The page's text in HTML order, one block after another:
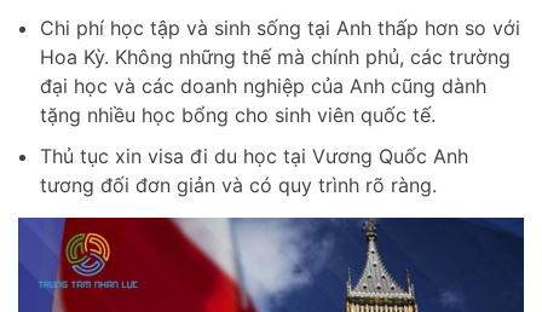
Chi phí học tập và sinh sống tại Anh thấp hơn so với
Hoa Kỳ. Không những thế mà chính phủ, các trường
đại học và các doanh nghiệp của Anh cũng dành
tặng nhiều học bổng cho sinh viên quốc tế.
Thủ tục xin visa đi du học tại Vương Quốc Anh
tương đối đơn giản và có quy trình rõ ràng.